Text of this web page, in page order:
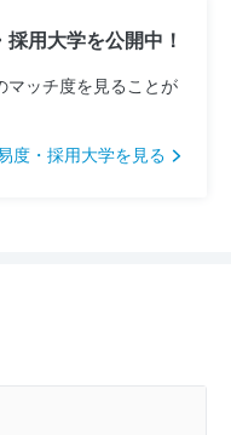
用大学を公開中！
マッチ度を見ることが
度・採用大学を見る